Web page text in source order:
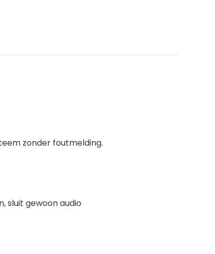
zonder foutmelding.
sluit gewoon audio